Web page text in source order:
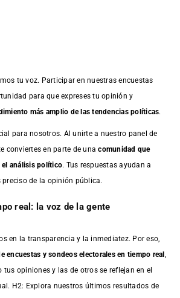
tu voz. Participar en nuestras encuestas
para que expreses tu opinión y
más amplio de las tendencias políticas.
para nosotros. Al unirte a nuestro panel de
conviertes en parte de unacomunidad que
el análisis político. Tus respuestas ayudan a
de la opinión pública.
real: la voz de la gente
en la transparencia y la inmediatez. Por eso,
encuestas y sondeos electorales en tiempo real ,
opiniones y las de otros se reflejan en el
H2: Explora nuestros últimos resultados de